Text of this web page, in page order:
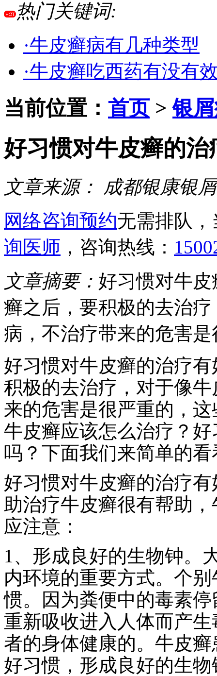
热门关键词:
·牛皮癣病有几种类型
·牛皮癣吃西药有没有
当前位置： 首页>银
好习惯对牛皮癣的治
文章来源：
成都银康银
网络咨询预约无需排队
询医师 ，咨询热线：
文章摘要： 好习惯对牛
癣之后，要积极的去治
病，不治疗带来的危害
好习惯对牛皮癣的治疗
积极的去治疗，对于像
来的危害是很严重的，
牛皮癣应该怎么治疗？
吗？下面我们来简单的
好习惯对牛皮癣的治疗
助治疗牛皮癣很有帮助
应注意：
1、形成良好的生物钟。
内环境的重要方式。个
惯。因为粪便中的毒素
重新吸收进入人体而产
者的身体健康的。牛皮
好习惯，形成良好的生物